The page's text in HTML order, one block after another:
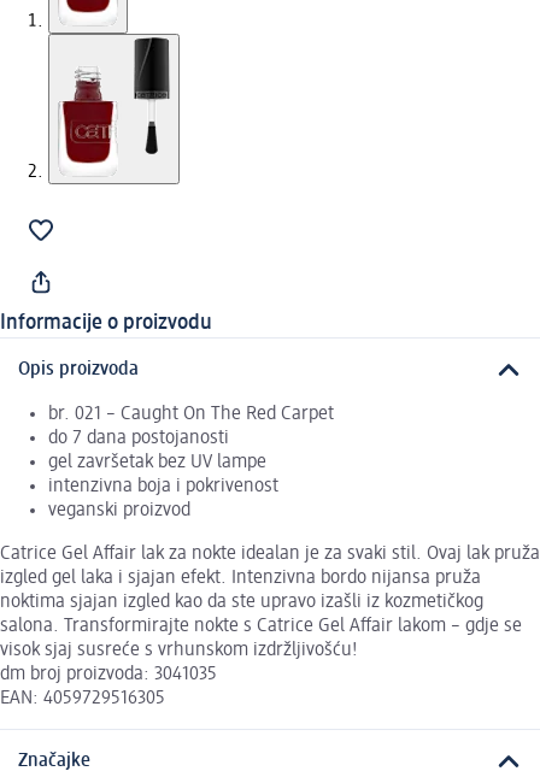
Informacije o proizvodu
Opis proizvoda
br. 021 – Caught On The Red Carpet
do 7 dana postojanosti
gel završetak bez UV lampe
intenzivna boja i pokrivenost
veganski proizvod
Catrice Gel Affair lak za nokte idealan je za svaki stil. Ovaj lak pruža
izgled gel laka i sjajan efekt. Intenzivna bordo nijansa pruža
noktima sjajan izgled kao da ste upravo izašli iz kozmetičkog
salona. Transformirajte nokte s Catrice Gel Affair lakom – gdje se
visok sjaj susreće s vrhunskom izdržljivošću!
dm broj proizvoda: 3041035
EAN: 4059729516305
Značajke